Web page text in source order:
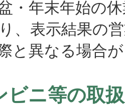
・年末年始の
、表示結果の
異なる場合が
ビニ等の取